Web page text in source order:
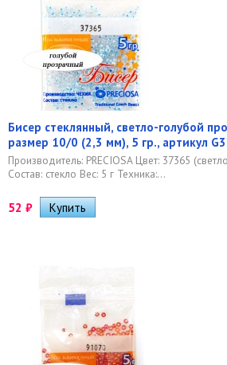
Бисер стеклянный, светло-голубой
размер 10/0 (2,3 мм), 5 гр., артикул
Производитель: PRECIOSA Цвет: 37365
Состав: стекло Вес: 5 г Техника:...
52 ₽